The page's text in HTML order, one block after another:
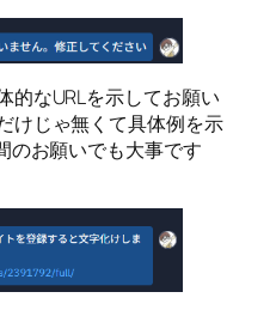
的なURLを示してお願い
けじゃ無くて具体例を示
のお願いでも大事です